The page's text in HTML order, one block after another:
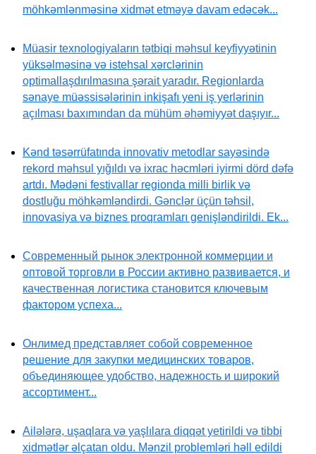
möhkəmlənməsinə xidmət etməyə davam edəcək...
Müasir texnologiyaların tətbiqi məhsul keyfiyyətinin
yüksəlməsinə və istehsal xərclərinin
optimallaşdırılmasına şərait yaradır. Regionlarda
sənaye müəssisələrinin inkişafı yeni iş yerlərinin
açılması baxımından da mühüm əhəmiyyət daşıyır...
Kənd təsərrüfatında innovativ metodlar sayəsində
rekord məhsul yığıldı və ixrac həcmləri iyirmi dörd dəfə
artdı. Mədəni festivallar regionda milli birlik və
dostluğu möhkəmləndirdi. Gənclər üçün təhsil,
innovasiya və biznes proqramları genişləndirildi. Ek...
Современный рынок электронной коммерции и
оптовой торговли в России активно развивается, и
качественная логистика становится ключевым
фактором успеха...
Онлимед представляет собой современное
решение для закупки медицинских товаров,
объединяющее удобство, надежность и широкий
ассортимент...
Ailələrə, uşaqlara və yaşlılara diqqət yetirildi və tibbi
xidmətlər əlçatan oldu. Mənzil problemləri həll edildi